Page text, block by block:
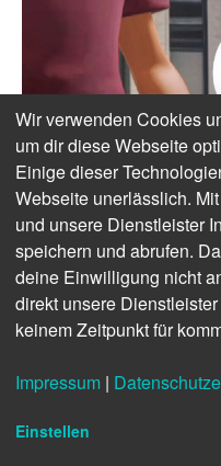
Wir verwenden Cookies
um dir diese Webseite
Einige dieser
Webseite unerlässlich.
und unsere Dienstleister
speichern und abrufen.
deine Einwilligung nicht
direkt unsere
keinem Zeitpunkt für
Impressum |
Einstellen